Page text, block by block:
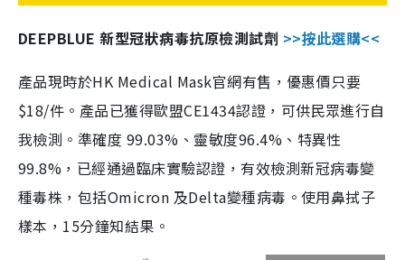
DEEPBLUE 新型冠狀病毒抗原檢測試劑 >>按此選購<<
產品現時於HK Medical Mask官網有售，優惠價只要
$18/件。產品已獲得歐盟CE1434認證，可供民眾進行自
我檢測。準確度 99.03%、靈敏度96.4%、特異性
99.8%，已經通過臨床實驗認證，有效檢測新冠病毒變
種毒株，包括Omicron 及Delta變種病毒。使用鼻拭子
樣本，15分鐘知結果。